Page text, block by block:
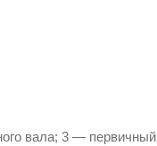
вала; 3 ― первичный